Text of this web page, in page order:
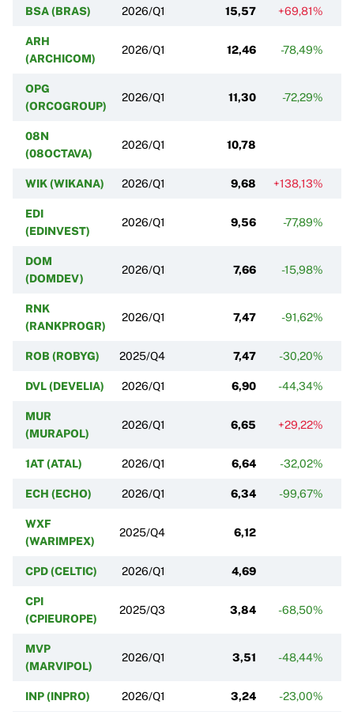
BSA (BRAS) 2026/Q1 15,57 +69,81%
ARH
(ARCHICOM)
2026/Q1 12,46 -78,49%
OPG
(ORCOGROUP)
2026/Q1 11,30 -72,29%
08N
(08OCTAVA)
2026/Q1 10,78
WIK (WIKANA) 2026/Q1 9,68 +138,13%
EDI
(EDINVEST)
2026/Q1 9,56 -77,89%
DOM
(DOMDEV)
2026/Q1 7,66 -15,98%
RNK
(RANKPROGR)
2026/Q1 7,47 -91,62%
ROB (ROBYG) 2025/Q4 7,47 -30,20%
DVL (DEVELIA) 2026/Q1 6,90 -44,34%
MUR
(MURAPOL)
2026/Q1 6,65 +29,22%
1AT (ATAL) 2026/Q1 6,64 -32,02%
ECH (ECHO) 2026/Q1 6,34 -99,67%
WXF
(WARIMPEX)
2025/Q4 6,12
CPD (CELTIC) 2026/Q1 4,69
CPI
(CPIEUROPE)
2025/Q3 3,84 -68,50%
MVP
(MARVIPOL)
2026/Q1 3,51 -48,44%
INP (INPRO) 2026/Q1 3,24 -23,00%